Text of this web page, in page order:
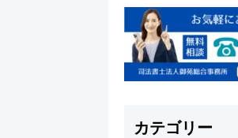
カテゴリー